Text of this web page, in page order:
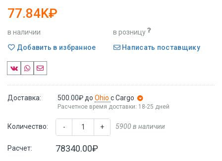
77.84K₽
в наличии
в розницу
Добавить в избранное
Написать поставщику
Доставка: 500.00₽ до Ohio с Cargo
Расчетное время доставки: 18-25 дней
Количество: - + 5900 в наличии
Расчет: 78340.00₽